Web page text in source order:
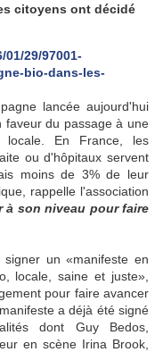
citoyens ont décidé
29/97001-
bio-dans-les-
lancée aujourd'hui
faveur du passage à une
locale. En France, les
ou d'hôpitaux servent
moins de 3% de leur
rappelle l'association
à son niveau pour faire
un «manifeste en
locale, saine et juste»,
pour faire avancer
a déjà été signé
dont Guy Bedos,
en scène Irina Brook,